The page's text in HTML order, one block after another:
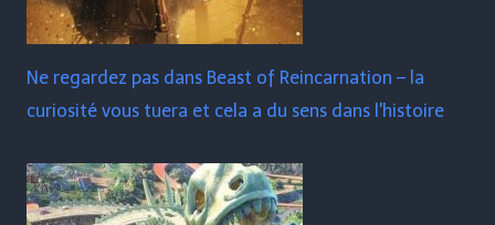
Ne regardez pas dans Beast of Reincarnation – la
curiosité vous tuera et cela a du sens dans l'histoire